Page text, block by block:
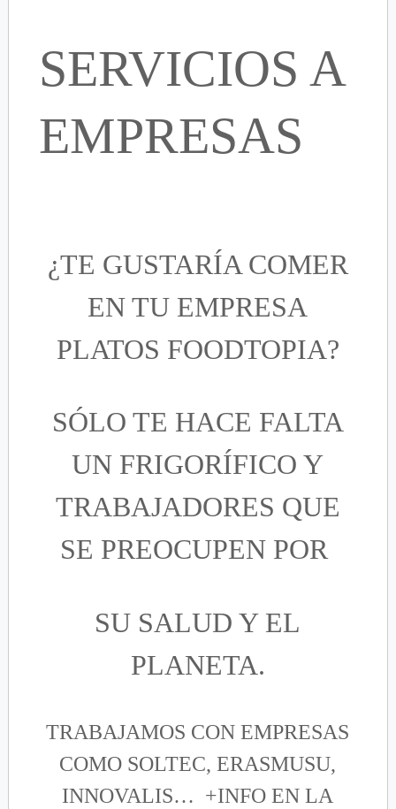
SERVICIOS A
EMPRESAS
¿TE GUSTARÍA COMER
EN TU EMPRESA
PLATOS FOODTOPIA?
SÓLO TE HACE FALTA
UN FRIGORÍFICO Y
TRABAJADORES QUE
SE PREOCUPEN POR
SU SALUD Y EL
PLANETA.
TRABAJAMOS CON EMPRESAS
COMO SOLTEC, ERASMUSU,
INNOVALIS… +INFO EN LA